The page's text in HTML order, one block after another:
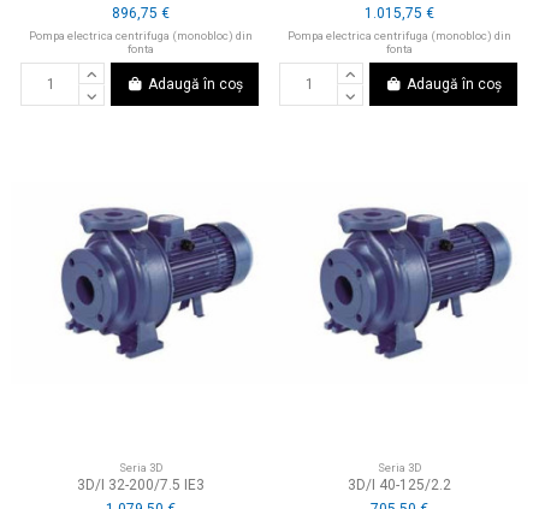
896,75 €
Pompa electrica centrifuga (monobloc) din
fonta
Adaugă în coș
1.015,75 €
Pompa electrica centrifuga (monobloc) din
fonta
Adaugă în coș
Seria 3D
3D/I 32-200/7.5 IE3
Seria 3D
3D/I 40-125/2.2